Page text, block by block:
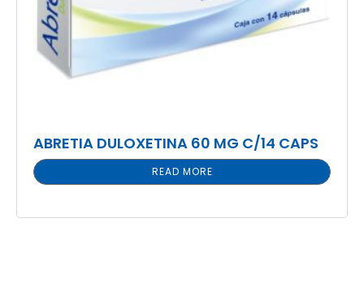
ABRETIA DULOXETINA 60 MG C/14 CAPS
READ MORE